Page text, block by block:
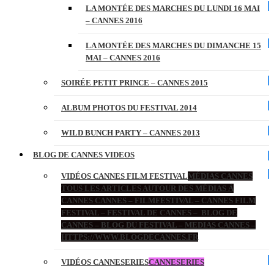
LA MONTÉE DES MARCHES DU LUNDI 16 MAI
– CANNES 2016
LA MONTÉE DES MARCHES DU DIMANCHE 15
MAI – CANNES 2016
SOIRÉE PETIT PRINCE – CANNES 2015
ALBUM PHOTOS DU FESTIVAL 2014
WILD BUNCH PARTY – CANNES 2013
BLOG DE CANNES VIDEOS
VIDÉOS CANNES FILM FESTIVALMÉDIAS CANNES
TOUS LES ARTICLES AUTOUR DES MÉDIAS À
CANNES CANNES – FILMFESTIVAL – CANNES FILM
FESTIVAL – FESTIVAL DE CANNES – BLOG DE
CANNES – BLOG DU FESTIVAL – MEDIAS CANNES –
HTTPS://WWW.BLOGDECANNES.FR
VIDÉOS CANNESERIESCANNESERIES